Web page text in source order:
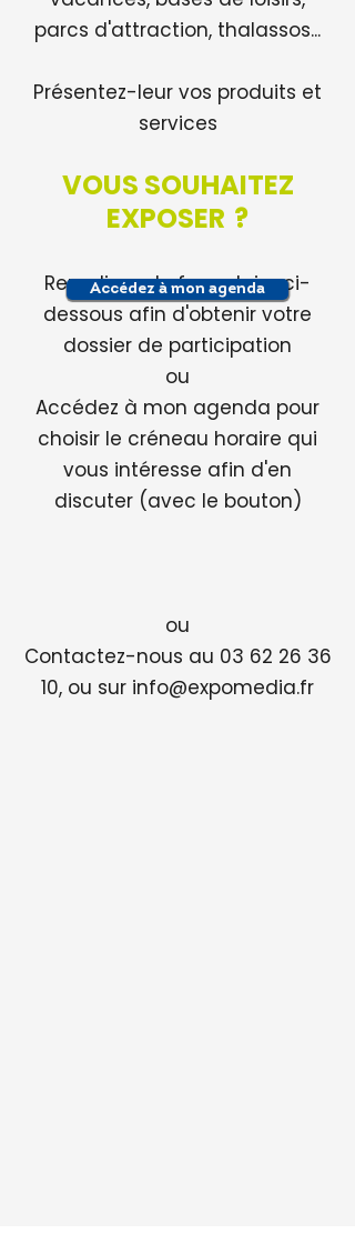
parcs d'attraction, thalassos...
Présentez-leur vos produits et
services
VOUS SOUHAITEZ
EXPOSER ?
Remplissez le formulaire ci-
dessous afin d'obtenir votre
dossier de participation
ou
Accédez à mon agenda pour
choisir le créneau horaire qui
vous intéresse afin d'en
discuter (avec le bouton)
ou
Contactez-nous au 03 62 26 36
10, ou sur info@expomedia.fr
Accédez à mon agenda